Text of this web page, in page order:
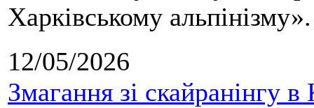
Харківському альпінізму».
12/05/2026
Змагання зі скайранінгу в